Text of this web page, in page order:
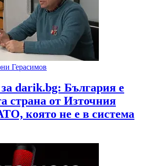
Герасимов
darik.bg: България е
страна от Източния
която не е в система